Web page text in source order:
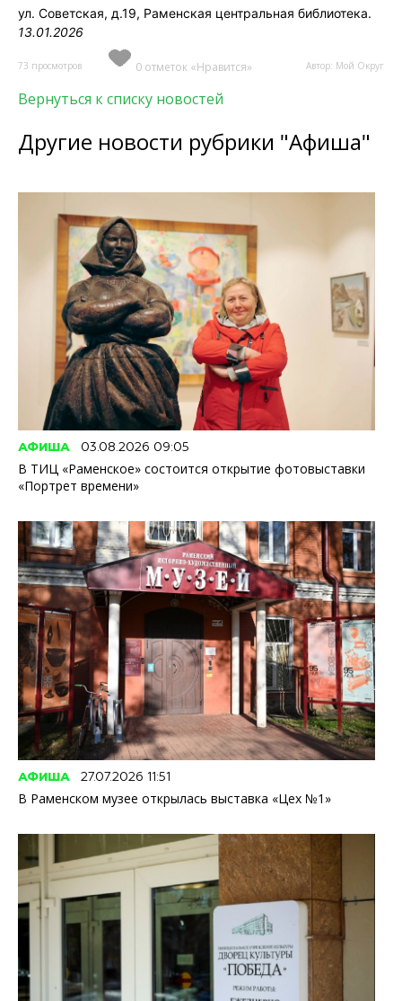
ул. Советская, д.19, Раменская центральная библиотека.
13.01.2026
73 просмотров 0 отметок «Нравится» Автор: Мой Округ
Вернуться к списку новостей
Другие новости рубрики "Афиша"
АФИША 03.08.2026 09:05
В ТИЦ «Раменское» состоится открытие фотовыставки
«Портрет времени»
АФИША 27.07.2026 11:51
В Раменском музее открылась выставка «Цех №1»